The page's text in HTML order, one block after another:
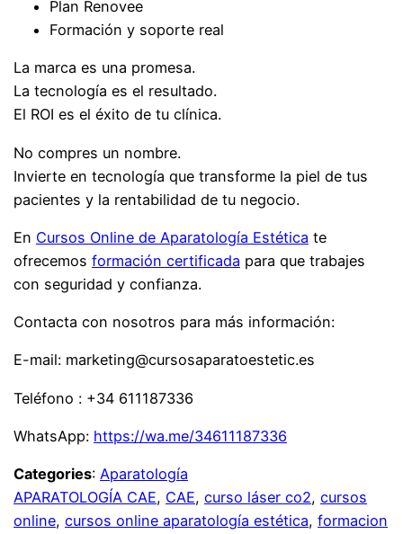
Plan Renovee
Formación y soporte real
La marca es una promesa.
La tecnología es el resultado.
El ROI es el éxito de tu clínica.
No compres un nombre.
Invierte en tecnología que transforme la piel de tus
pacientes y la rentabilidad de tu negocio.
En Cursos Online de Aparatología Estética te
ofrecemosformación certificada para que trabajes
con seguridad y confianza.
Contacta con nosotros para más información:
E-mail: marketing@cursosaparatoestetic.es
Teléfono : +34 611187336
WhatsApp: https://wa.me/34611187336
Categories:Aparatología
APARATOLOGÍA CAE, CAE, curso láser co2, cursos
online, cursos online aparatología estética, formacion